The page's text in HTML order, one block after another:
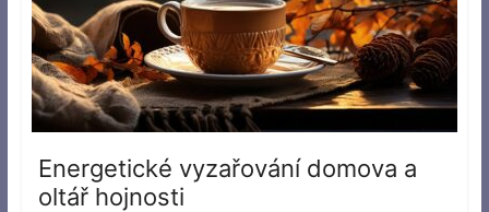
Energetické vyzařování domova a
oltář hojnosti